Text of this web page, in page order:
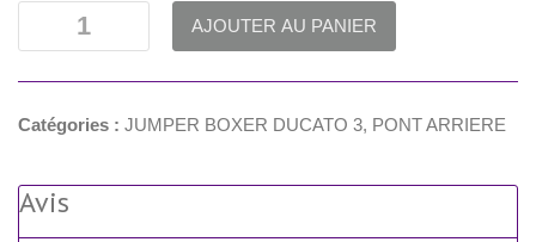
AJOUTER AU PANIER
Catégories : JUMPER BOXER DUCATO 3, PONT ARRIERE
Avis